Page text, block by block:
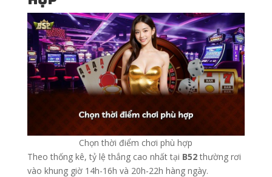
Chọn thời điểm chơi phù hợp
Theo thống kê, tỷ lệ thắng cao nhất tại B52thường rơi
vào khung giờ 14h-16h và 20h-22h hàng ngày.